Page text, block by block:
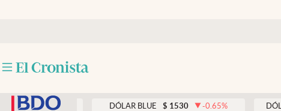
Otras secciones
0.00% DÓLAR BLUE $ 1530 -0.65 % DÓLAR